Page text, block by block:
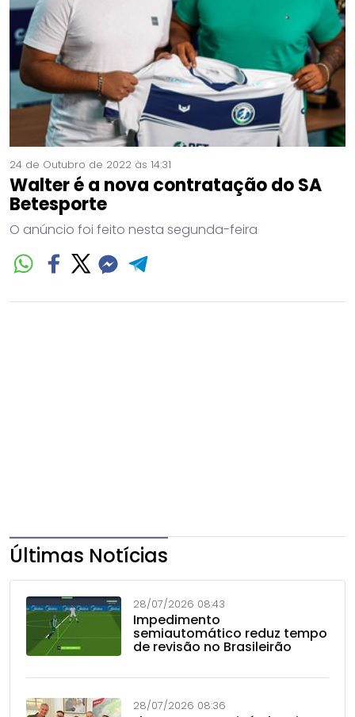
24 de Outubro de 2022 às 14:31
Walter é a nova contratação do SA
Betesporte
O anúncio foi feito nesta segunda-feira
Últimas Notícias
28/07/2026 08:43
Impedimento
semiautomático reduz tempo
de revisão no Brasileirão
28/07/2026 08:36